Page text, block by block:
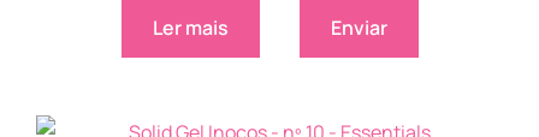
Ler mais Enviar